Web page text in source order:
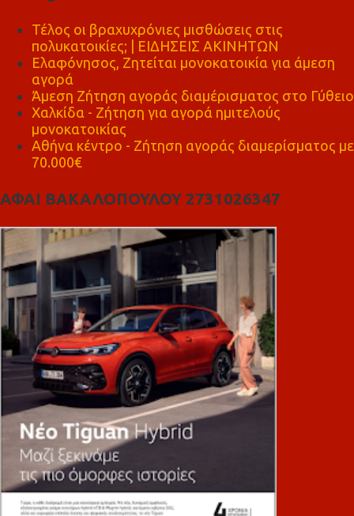
Τέλος οι βραχυχρόνιες μισθώσεις στις
πολυκατοικίες; | ΕΙΔΗΣΕΙΣ ΑΚΙΝΗΤΩΝ
Ελαφόνησος, Ζητείται μονοκατοικία για άμεση
αγορά
Άμεση Ζήτηση αγοράς διαμέρισματος στο Γύθειο
Χαλκίδα - Ζήτηση για αγορά ημιτελούς
μονοκατοικίας
Αθήνα κέντρο - Ζήτηση αγοράς διαμερίσματος με
70.000€
ΑΦΑΙ ΒΑΚΑΛΟΠΟΥΛΟΥ 2731026347